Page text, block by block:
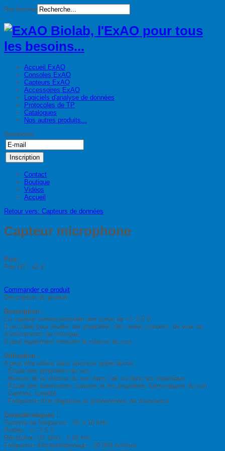
Rechercher
Accueil ExAO
Consoles ExAO
Capteurs ExAO
Accessoires ExAO
Logiciels d'analyse de données
Protocoles de TP
Catalogues
Nos autres produits...
Newsletter
Contact
Boutique
Vidéos
Accueil
Retour vers: Capteurs de données
Capteur microphone
Prix:
Prix HT : 41 €
Commander ce produit
Description du produit
Description :
Ce capteur sonore possède une sortie de +/- 2,5 V.
Il est idéal pour étudier les propriétés des ondes sonores, de voix ou
d’instruments de musique.
Il peut également mesurer la vitesse du son.
Utilisation :
Il peut être utilisé dans diverses applications :
- Etude des propriétés du son
- Mesure de la vitesse du son dans l’air ou dans les matériaux
- Etude des battements sonores et les propriétés harmoniques du son
- Gamme, tonalité
- Fréquence d’un diapason et phénomènes de résonance.
Caractéristiques :
Gamme de fréquence : 35 à 10 kHz
Portée : +/- 2,5 V
Résolution (12 bits) : 1,22 mV
Fréquence d’échantillonnage : 20 000 éch/sec